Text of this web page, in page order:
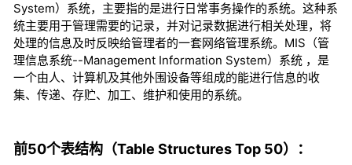
System）系统，主要指的是进行日常事务操作的系统。这种系
统主要用于管理需要的记录，并对记录数据进行相关处理，将
处理的信息及时反映给管理者的一套网络管理系统。MIS（管
理信息系统--Management Information System）系统 ，是
一个由人、计算机及其他外围设备等组成的能进行信息的收
集、传递、存贮、加工、维护和使用的系统。
前50个表结构（Table Structures Top 50）：